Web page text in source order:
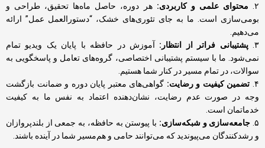
۲.
محتوای علمی و کاربردی: هر دوره، حاصل ماه‌ها تحقیق، طراحی و
بومی‌سازی است. ما به جای تئوری‌های خشک، “دستورالعمل عمل” ارائه
می‌دهیم.
۳.
پشتیبانی فراتر از انتظار: آموزش در حافظه با پایان یک ویدیو تمام
نمی‌شود. ما با سیستم پشتیبانی اختصاصی، گروه‌های تعامل و پاسخگویی به
سوالات، در تمام مسیر در کنار شما هستیم.
۴. تضمین کیفیت و رضایت: گواهی‌های معتبر پایان دوره و ضمانت بازگشت
وجه در صورت عدم رضایت، نشان‌دهنده اعتماد به نفس ما به کیفیت
خدماتمان است.
۵. جامعه‌سازی و شبکه‌سازی: با پیوستن به حافظه، به جمعی از بلندپروازان
و رشدکنندگان می‌پیوندید که می‌توانند حامی و هم‌مسیر شما در آینده باشند.